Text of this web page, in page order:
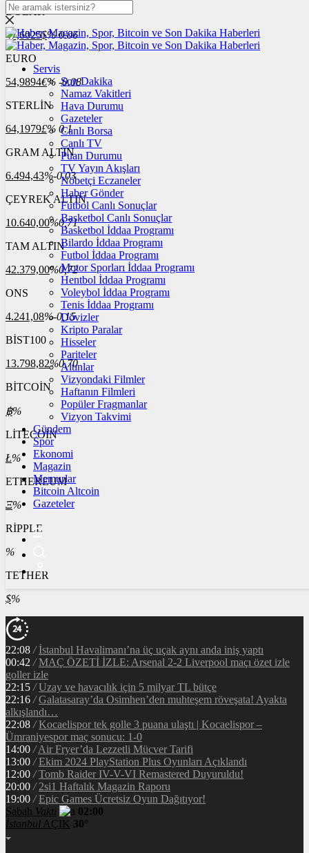
DOLAR
47,6025$% 0.06
EURO
54,9894€% -0.08
STERLİN
64,1979£% 0.1
GRAM ALTIN
6.494,43%-0,03
ÇEYREK ALTIN
10.640,00%0,71
TAM ALTIN
42.379,00%0,72
ONS
4.241,08%-0,15
BİST100
13.798,82%0,70
BİTCOİN
฿%
LİTECOİN
Ł%
ETHEREUM
Ξ%
RİPPLE
%
TETHER
$%
Servis
Son Dakika
Namaz Vakitleri
Hava Durumu
Gazeteler
Canlı Borsa
Canlı TV
Puan Durumu
TV Yayın Akışları
Nöbetçi Eczaneler
Haber Gönder
Futbol Canlı Sonuçlar
Basketbol Canlı Sonuçlar
Basketbol İddaa Programı
Bilardo İddaa Programı
Futbol İddaa Programı
Motor Sporları İddaa Programı
Hentbol İddaa Programı
Voleybol İddaa Programı
Tenis İddaa Programı
Dövizler
Kripto Paralar
Hisseler
Pariteler
Altınlar
Vizyondaki Filmler
Haftanın Filmleri
Popüler Fragmanlar
Vizyon Takvimi
Gündem
Spor
Ekonomi
Magazin
Memurlar
Bitcoin Altcoin
Gazeteler
22:08 / İstanbul Havalimanı’na üç uçak aynı anda iniş yaptı
00:42 / MAÇ ÖZETİ İZLE: Arsenal 2-2 Liverpool maçı özet izle
goller izle
22:15 / Uzay ve havacılık için 5 milyar TL bütçe
22:16 / Galatasaray’da Osimhen’den muhteşem röveşata! Ayakta
alkışlandı…
22:08 / Kocaelispor tek golle 3 puana ulaştı | Kocaelispor –
Ümraniyespor maç sonucu: 1-0
14:00 / Air Fryer’da Lezzetli Mücver Tarifi
13:00 / Ekim 2024 PlayStation Plus Oyunları Açıklandı
12:00 / Tomb Raider IV-V-VI Remastered Duyuruldu!
20:00 / 2si1 Haftalık Magazin Raporu
19:00 / Epic Games Ücretsiz Oyun Dağıtıyor!
Sabah Vakti
02:00
İstanbul AÇIK 30°